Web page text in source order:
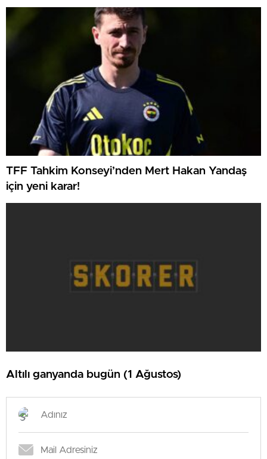
TFF Tahkim Konseyi’nden Mert Hakan Yandaş
için yeni karar!
Altılı ganyanda bugün (1 Ağustos)